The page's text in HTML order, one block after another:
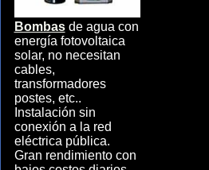
Bombasde agua con
energía fotovoltaica
solar, no necesitan
cables,
transformadores
postes, etc..
Instalación sin
conexión a la red
eléctrica pública.
Gran rendimiento con